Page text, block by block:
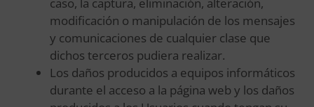
caso, la captura, eliminación, alteración,
modificación o manipulación de los mensajes
y comunicaciones de cualquier clase que
dichos terceros pudiera realizar.
Los daños producidos a equipos informáticos
durante el acceso a la página web y los daños